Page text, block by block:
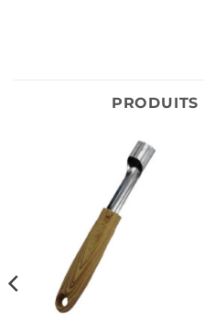
PRODUITS